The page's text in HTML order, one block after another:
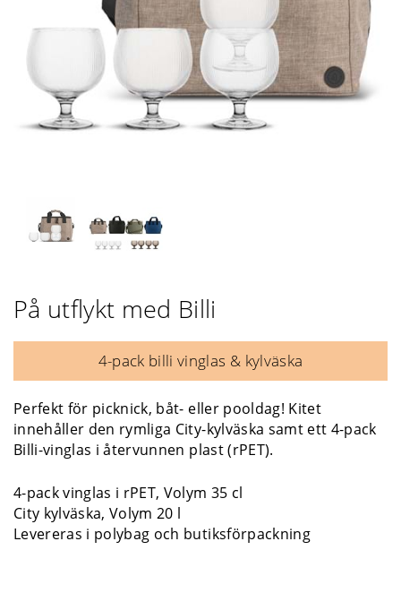
På utflykt med Billi
4-pack billi vinglas & kylväska
Perfekt för picknick, båt- eller pooldag! Kitet
innehåller den rymliga City-kylväska samt ett 4-pack
Billi-vinglas i återvunnen plast (rPET).
4-pack vinglas i rPET, Volym 35 cl
City kylväska, Volym 20 l
Levereras i polybag och butiksförpackning